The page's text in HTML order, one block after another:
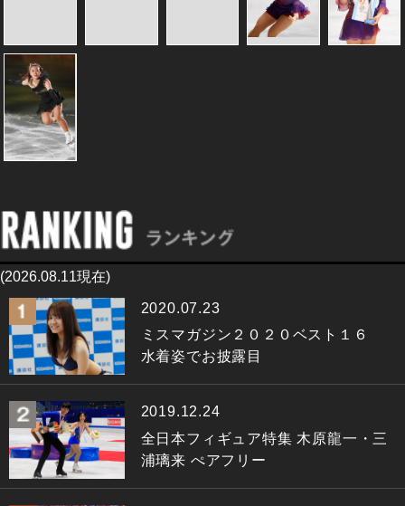
(2026.08.11現在)
2020.07.23
ミスマガジン２０２０ベスト１６
水着姿でお披露目
2019.12.24
全日本フィギュア特集 木原龍一・三
浦璃来 ぺアフリー